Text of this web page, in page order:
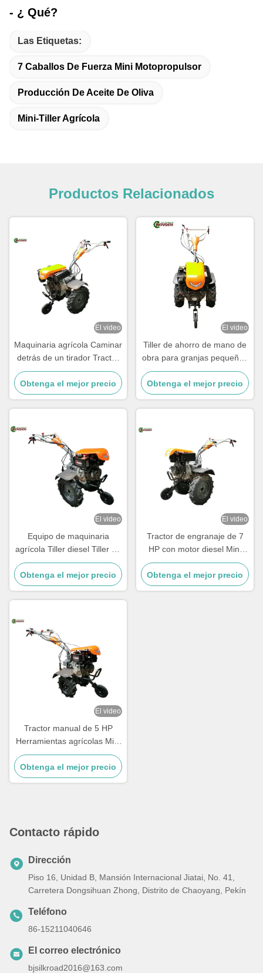
- ¿ Qué?
Las Etiquetas:
7 Caballos De Fuerza Mini Motopropulsor
Producción De Aceite De Oliva
Mini-Tiller Agrícola
Productos Relacionados
El video
Maquinaria agrícola Caminar
detrás de un tirador Tractor
agrícola de 10 caballos de
fuerza Mini tractor diesel de
dos ruedas
Obtenga el mejor precio
El video
Tiller de ahorro de mano de
obra para granjas pequeñas
con motor diesel de 9 CV y
mango ajustable
Obtenga el mejor precio
El video
Equipo de maquinaria
agrícola Tiller diesel Tiller de
dos ruedas 7 caballos de
fuerza Tractor de mano
Obtenga el mejor precio
El video
Tractor de engranaje de 7
HP con motor diesel Mini
tractor para labranzas
agrícolas pequeñas
Obtenga el mejor precio
El video
Tractor manual de 5 HP
Herramientas agrícolas Mini
tractor diesel
Obtenga el mejor precio
Contacto rápido
Dirección
Piso 16, Unidad B, Mansión Internacional Jiatai, No. 41,
Carretera Dongsihuan Zhong, Distrito de Chaoyang, Pekín
Teléfono
86-15211040646
El correo electrónico
bjsilkroad2016@163.com